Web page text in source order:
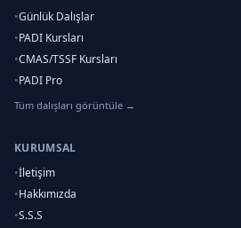
•Günlük Dalışlar
•PADI Kursları
•CMAS/TSSF Kursları
•PADI Pro
Tüm dalışları görüntüle →
KURUMSAL
•İletişim
•Hakkımızda
•S.S.S